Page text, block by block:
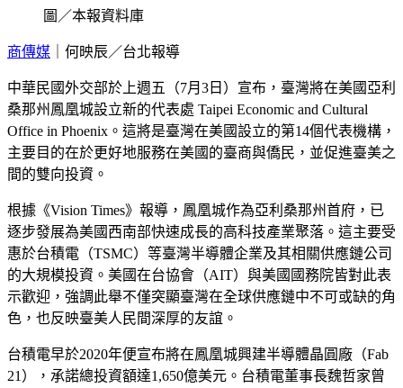
圖／本報資料庫
商傳媒 ｜何映辰／台北報導
中華民國外交部於上週五（7月3日）宣布，臺灣將在美國亞利
桑那州鳳凰城設立新的代表處 Taipei Economic and Cultural
Office in Phoenix。這將是臺灣在美國設立的第14個代表機構，
主要目的在於更好地服務在美國的臺商與僑民，並促進臺美之
間的雙向投資。
根據《Vision Times》報導，鳳凰城作為亞利桑那州首府，已
逐步發展為美國西南部快速成長的高科技產業聚落。這主要受
惠於台積電（TSMC）等臺灣半導體企業及其相關供應鏈公司
的大規模投資。美國在台協會（AIT）與美國國務院皆對此表
示歡迎，強調此舉不僅突顯臺灣在全球供應鏈中不可或缺的角
色，也反映臺美人民間深厚的友誼。
台積電早於2020年便宣布將在鳳凰城興建半導體晶圓廠（Fab
21），承諾總投資額達1,650億美元。台積電董事長魏哲家曾